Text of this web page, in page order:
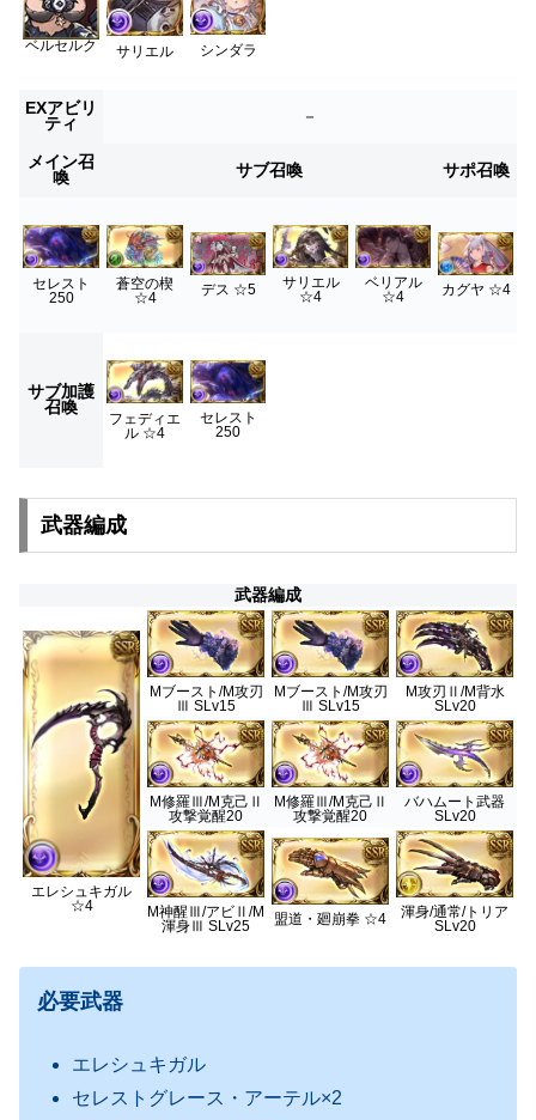
ベルセルク サリエル シンダラ
EXアビリ
ティ
－
メイン召
喚
サブ召喚 サポ召喚
セレスト
250
蒼空の楔
☆4
デス ☆5
サリエル
☆4
ベリアル
☆4
カグヤ ☆4
サブ加護
召喚
フェディエ
ル ☆4
セレスト
250
武器編成
武器編成
エレシュキガル
☆4
Mブースト/M攻刃
Ⅲ SLv15
Mブースト/M攻刃
Ⅲ SLv15
M攻刃Ⅱ/M背水
SLv20
M修羅Ⅲ/M克己Ⅱ
攻撃覚醒20
M修羅Ⅲ/M克己Ⅱ
攻撃覚醒20
バハムート武器
SLv20
M神醒Ⅲ/アビⅡ/M
渾身Ⅲ SLv25
盟道・廻崩拳 ☆4
渾身/通常/トリア
SLv20
必要武器
エレシュキガル
セレストグレース・アーテル×2